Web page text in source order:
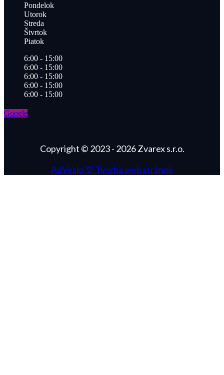
Pondelok
Utorok
Streda
Štvrtok
Piatok
6:00 - 15:00
6:00 - 15:00
6:00 - 15:00
6:00 - 15:00
6:00 - 15:00
Google
Copyright © 2023 - 2026 Zvarex s.r.o.
AdVeslo 🦒 Tvorba web stránok